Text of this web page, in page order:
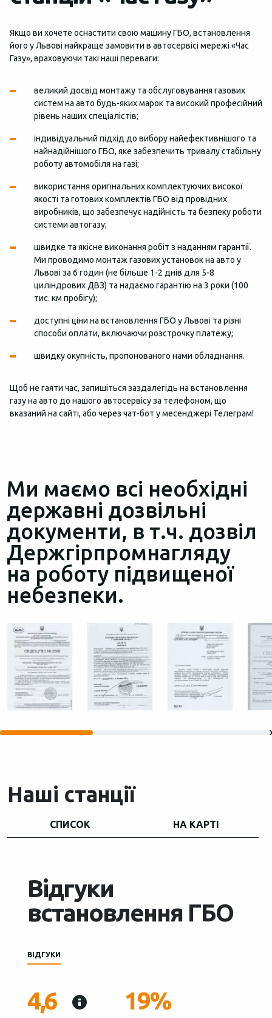
Якщо ви хочете оснастити свою машину ГБО, встановлення
його у Львові найкраще замовити в автосервісі мережі «Час
Газу», враховуючи такі наші переваги:
великий досвід монтажу та обслуговування газових
систем на авто будь-яких марок та високий професійний
рівень наших спеціалістів;
індивідуальний підхід до вибору найефективнішого та
найнадійнішого ГБО, яке забезпечить тривалу стабільну
роботу автомобіля на газі;
використання оригінальних комплектуючих високої
якості та готових комплектів ГБО від провідних
виробників, що забезпечує надійність та безпеку роботи
системи автогазу;
швидке та якісне виконання робіт з наданням гарантії.
Ми проводимо монтаж газових установок на авто у
Львові за 6 годин (не більше 1-2 днів для 5-8
циліндрових ДВЗ) та надаємо гарантію на 3 роки (100
тис. км пробігу);
доступні ціни на встановлення ГБО у Львові та різні
способи оплати, включаючи розстрочку платежу;
швидку окупність, пропонованого нами обладнання.
Щоб не гаяти час, запишіться заздалегідь на встановлення
газу на авто до нашого автосервісу за телефоном, що
вказаний на сайті, або через чат-бот у месенджері Телеграм!
Ми маємо всі необхідні
державні дозвільні
документи, в т.ч. дозвіл
Держгірпромнагляду
на роботу підвищеної
небезпеки.‍‍
Наші станції
СПИСОК НА КАРТІ
Відгуки
встановлення ГБО
ВІДГУКИ
4,6 19%